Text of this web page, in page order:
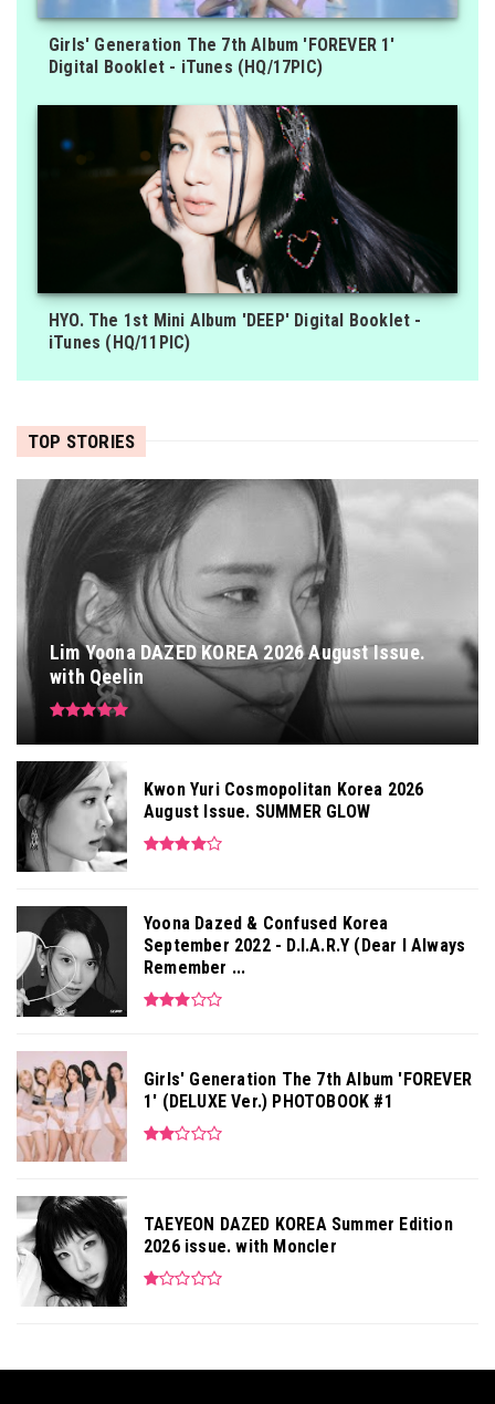
Girls' Generation The 7th Album 'FOREVER 1'
Digital Booklet - iTunes (HQ/17PIC)
HYO. The 1st Mini Album 'DEEP' Digital Booklet -
iTunes (HQ/11PIC)
TOP STORIES
Lim Yoona DAZED KOREA 2026 August Issue.
with Qeelin
Kwon Yuri Cosmopolitan Korea 2026
August Issue. SUMMER GLOW
Yoona Dazed & Confused Korea
September 2022 - D.I.A.R.Y (Dear I Always
Remember ...
Girls' Generation The 7th Album 'FOREVER
1' (DELUXE Ver.) PHOTOBOOK #1
TAEYEON DAZED KOREA Summer Edition
2026 issue. with Moncler